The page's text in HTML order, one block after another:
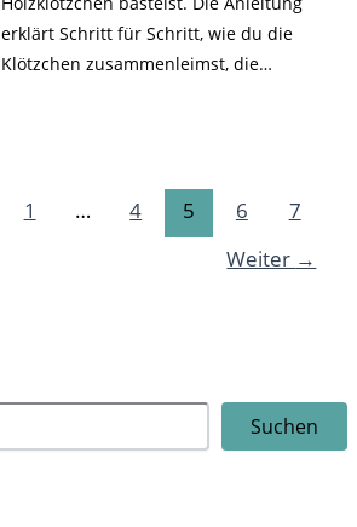
erklärt Schritt für Schritt, wie du die
Klötzchen zusammenleimst, die
1 … 4 5 6
7
Weiter →
Suchen